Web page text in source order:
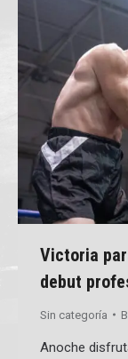
Victoria
debut
Sin categoría
Anoche